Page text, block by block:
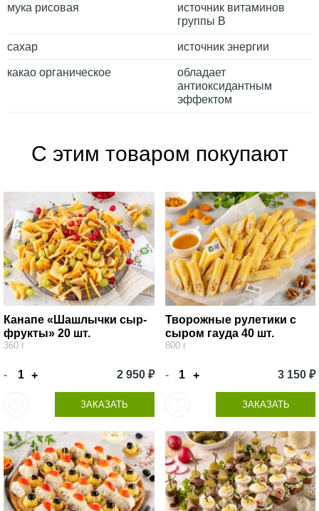
мука рисовая
источник витаминов
группы В
сахар источник энергии
какао органическое
обладает
антиоксидантным
эффектом
С этим товаром покупают
Канапе «Шашлычки сыр-
фрукты» 20 шт.
360 г
- + 2 950 ₽
ЗАКАЗАТЬ
Творожные рулетики с
сыром гауда 40 шт.
800 г
- + 3 150 ₽
ЗАКАЗАТЬ